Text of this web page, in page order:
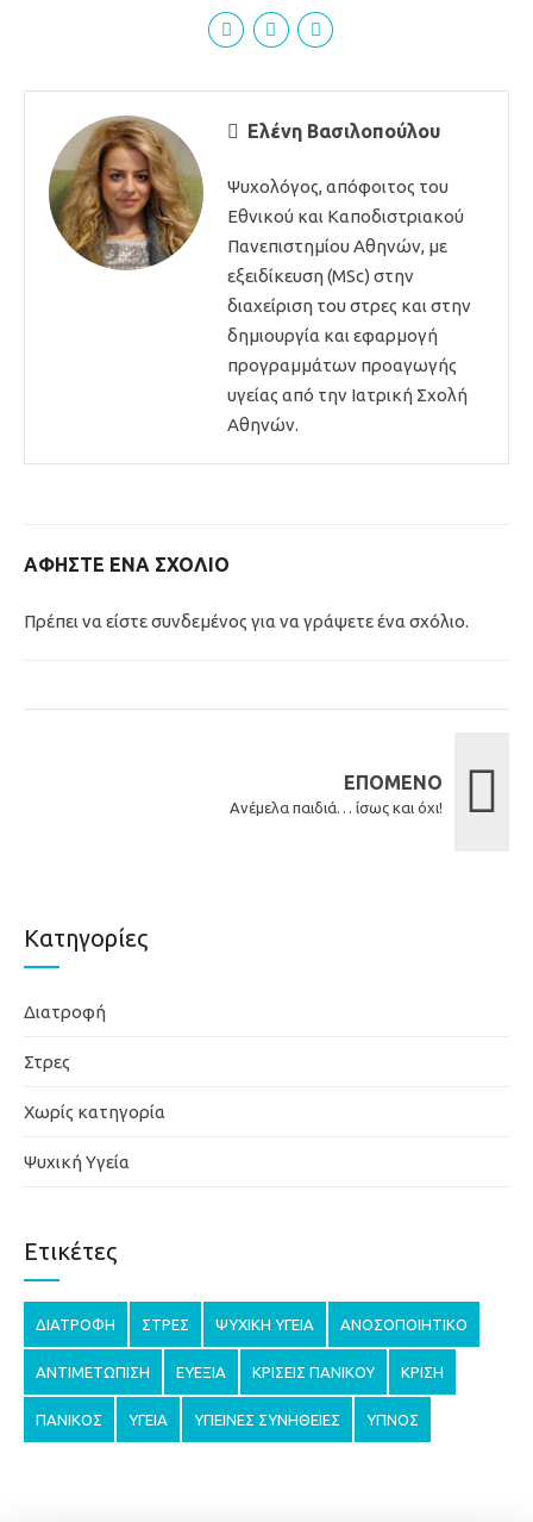
Ελένη Βασιλοπούλου
Ψυχολόγος, απόφοιτος του
Εθνικού και Καποδιστριακού
Πανεπιστημίου Αθηνών, με
εξειδίκευση (MSc) στην
διαχείριση του στρες και στην
δημιουργία και εφαρμογή
προγραμμάτων προαγωγής
υγείας από την Ιατρική Σχολή
Αθηνών.
ΑΦΉΣΤΕ ΈΝΑ ΣΧΌΛΙΟ
Πρέπει να είστεσυνδεμένος για να γράψετε ένα σχόλιο.
ΕΠΌΜΕΝΟ
Ανέμελα παιδιά… ίσως και όχι!
Κατηγορίες
Διατροφή
Στρες
Χωρίς κατηγορία
Ψυχική Υγεία
Ετικέτες
ΔΙΑΤΡΟΦΉ ΣΤΡΕΣ ΨΥΧΙΚΉ ΥΓΕΊΑ ΑΝΟΣΟΠΟΙΗΤΙΚΌ
ΑΝΤΙΜΕΤΏΠΙΣΗ ΕΥΕΞΊΑ ΚΡΊΣΕΙΣ ΠΑΝΙΚΟΎ ΚΡΊΣΗ
ΠΑΝΙΚΌΣ ΥΓΕΊΑ ΥΓΙΕΙΝΈΣ ΣΥΝΉΘΕΙΕΣ ΎΠΝΟΣ